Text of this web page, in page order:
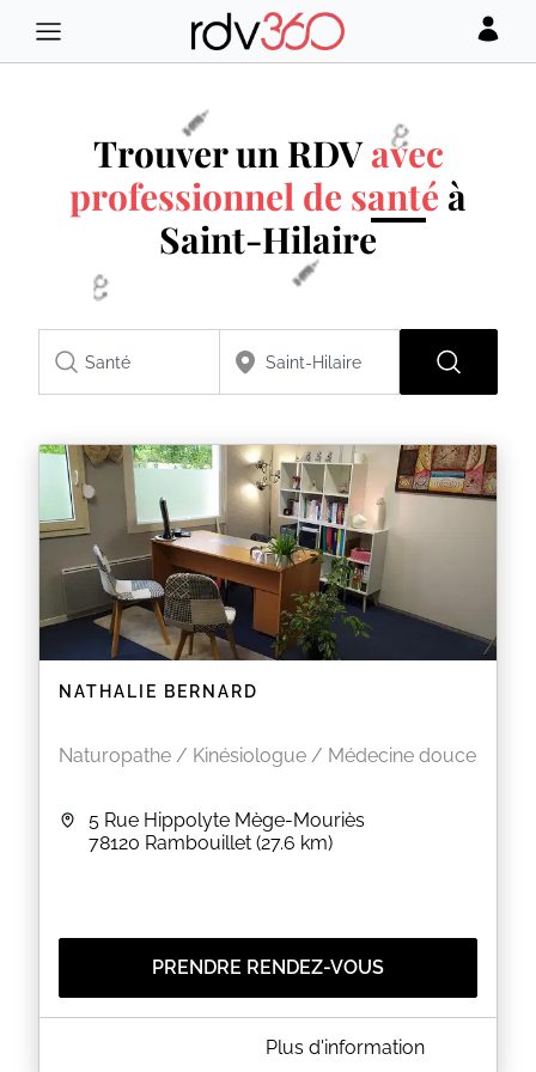
Trouver un RDVavec
professionnel de santé à
Saint-Hilaire
NATHALIE BERNARD
Naturopathe / Kinésiologue / Médecine douce
5 Rue Hippolyte Mège-Mouriès
78120 Rambouillet (27.6 km)
PRENDRE RENDEZ-VOUS
A PROPOS DE NATHALIE BERNARDPlus d'information